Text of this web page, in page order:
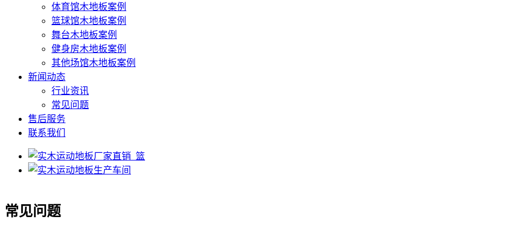
体育馆木地板案例
篮球馆木地板案例
舞台木地板案例
健身房木地板案例
其他场馆木地板案例
新闻动态
行业资讯
常见问题
售后服务
联系我们
常见问题